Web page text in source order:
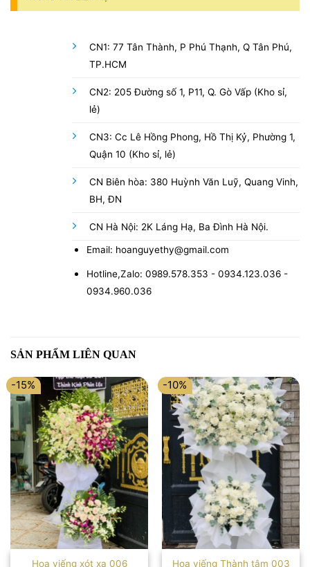
CN1: 77 Tân Thành, P Phú Thạnh, Q Tân Phú,
TP.HCM
CN2: 205 Đường số 1, P11, Q. Gò Vấp (Kho sỉ,
lẻ)
CN3: Cc Lê Hồng Phong, Hồ Thị Kỷ, Phường 1,
Quận 10 (Kho sỉ, lẻ)
CN Biên hòa: 380 Huỳnh Văn Luỹ, Quang Vinh,
BH, ĐN
CN Hà Nội: 2K Láng Hạ, Ba Đình Hà Nội.
Email: hoanguyethy@gmail.com
Hotline,Zalo: 0989.578.353 - 0934.123.036 -
0934.960.036
SẢN PHẨM LIÊN QUAN
-15%
Hoa viếng xót xa 006
-10%
Hoa viếng Thành tâm 003